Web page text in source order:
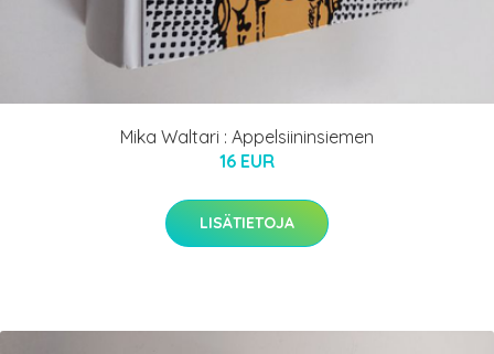
Mika Waltari : Appelsiininsiemen
16 EUR
LISÄTIETOJA